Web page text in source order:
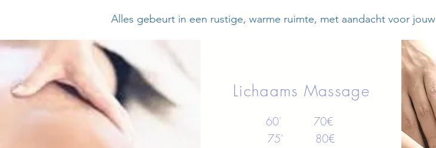
Alles gebeurt in een rustige, warme ruimte, met aandacht voor
Lichaams Massage
60' 70€
75'
80€